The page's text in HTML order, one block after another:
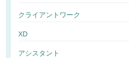
クライアントワーク
XD
アシスタント